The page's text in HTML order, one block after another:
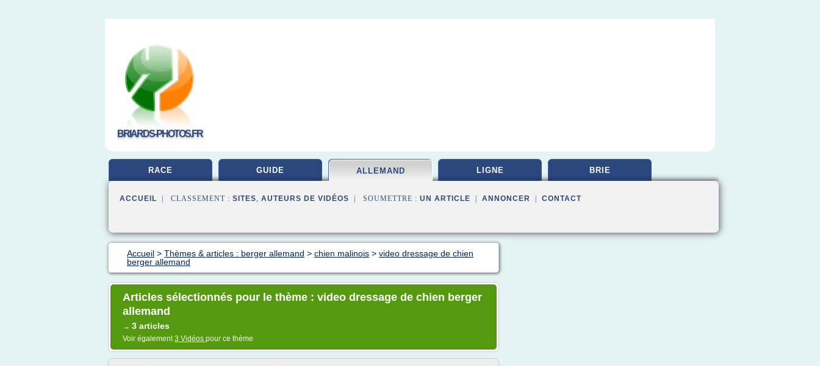
BRIARDS-PHOTOS.FR
RACE GUIDE ALLEMAND LIGNE BRIE
ACCUEIL | CLASSEMENT : SITES, AUTEURS DE VIDÉOS | SOUMETTRE : UN ARTICLE ANNONCER CONTACT
Accueil > Thèmes & articles : berger allemand > chien malinois > video dressage de chien
berger allemand
Articles sélectionnés pour le thème : video dressage de chien berger
allemand
→ 3 articles
Voir également3 Vidéos pour ce thème